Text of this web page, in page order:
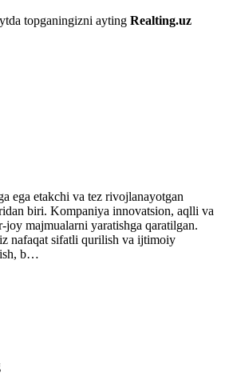
topganingizni ayting Realting.uz
ega etakchi va tez rivojlanayotgan
biri. Kompaniya innovatsion, aqlli va
majmualarni yaratishga qaratilgan.
nafaqat sifatli qurilish va ijtimoiy
b…